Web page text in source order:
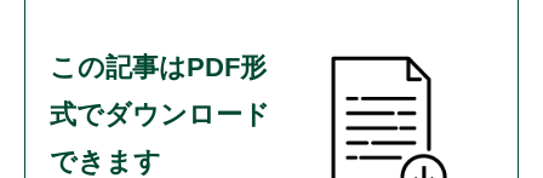
この記事はPDF形
式でダウンロード
できます